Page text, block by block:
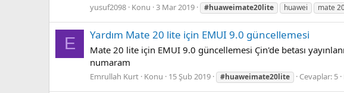
yusuf2098 Konu 3 Mar 2019 #huaweimate20lite huawei mate
E Yardım Mate 20 lite için EMUI 9.0 güncellemesi
Mate 20 lite için EMUI 9.0 güncellemesi Çin'de betası
numaram
Emrullah Kurt Konu 15 Şub 2019 #huaweimate20lite Cevaplar: 5